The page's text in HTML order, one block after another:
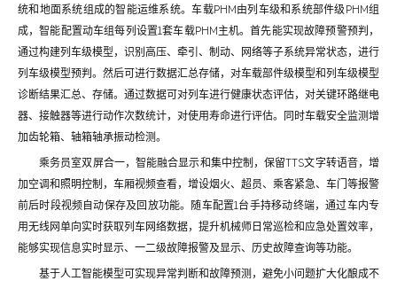
统和地面系统组成的智能运维系统。车载PHM由列车级和系统部件级PHM组
成，智能配置动车组每列设置1套车载PHM主机。首先能实现故障预警预判，
通过构建列车级模型，识别高压、牵引、制动、网络等子系统异常状态，进行
列车级模型预判。然后可进行数据汇总存储，对车载部件级模型和列车级模型
诊断结果汇总、存储。通过数据可对列车进行健康状态评估，对关键环路继电
器、接触器等进行动作次数统计，对使用寿命进行评估。同时车载安全监测增
加齿轮箱、轴箱轴承振动检测。
乘务员室双屏合一，智能融合显示和集中控制，保留TTS文字转语音，增
加空调和照明控制，车厢视频查看，增设烟火、超员、乘客紧急、车门等报警
前后时段视频自动保存及回放功能。随车配置1台手持移动终端，通过车内专
用无线网单向实时获取列车网络数据，提升机械师日常巡检和应急处置效率，
能够实现信息实时显示、一二级故障报警及显示、历史故障查询等功能。
基于人工智能模型可实现异常判断和故障预测，避免小问题扩大化酿成不